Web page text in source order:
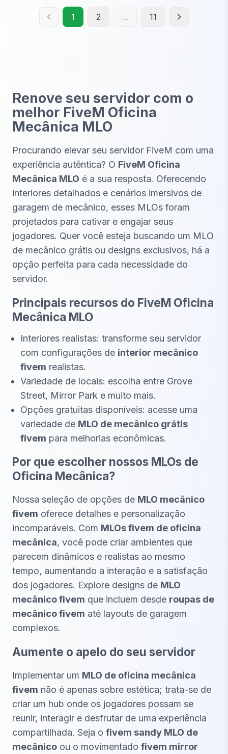
1 2 ... 11
Renove seu servidor com o
melhor FiveM Oficina
Mecânica MLO
Procurando elevar seu servidor FiveM com uma
experiência autêntica? O FiveM Oficina
Mecânica MLO é a sua resposta. Oferecendo
interiores detalhados e cenários imersivos de
garagem de mecânico, esses MLOs foram
projetados para cativar e engajar seus
jogadores. Quer você esteja buscando um MLO
de mecânico grátis ou designs exclusivos, há a
opção perfeita para cada necessidade do
servidor.
Principais recursos do FiveM Oficina
Mecânica MLO
Interiores realistas: transforme seu servidor
com configurações de interior mecânico
fivem realistas.
Variedade de locais: escolha entre Grove
Street, Mirror Park e muito mais.
Opções gratuitas disponíveis: acesse uma
variedade de MLO de mecânico grátis
fivem para melhorias econômicas.
Por que escolher nossos MLOs de
Oficina Mecânica?
Nossa seleção de opções de MLO mecânico
fivem oferece detalhes e personalização
incomparáveis. Com MLOs fivem de oficina
mecânica, você pode criar ambientes que
parecem dinâmicos e realistas ao mesmo
tempo, aumentando a interação e a satisfação
dos jogadores. Explore designs de MLO
mecânico fivem que incluem desde roupas de
mecânico fivem até layouts de garagem
complexos.
Aumente o apelo do seu servidor
Implementar um MLO de oficina mecânica
fivem não é apenas sobre estética; trata-se de
criar um hub onde os jogadores possam se
reunir, interagir e desfrutar de uma experiência
compartilhada. Seja o fivem sandy MLO de
mecânico ou o movimentado fivem mirror